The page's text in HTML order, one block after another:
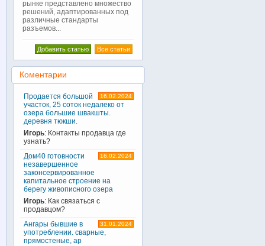
рынке представлено множество
решений, адаптированных под
различные стандарты
разъемов...
Все статьи
Добавить статью
Коментарии
16.02.2024
Продается большой
участок, 25 соток недалеко от
озера большие швакшты.
деревня тюкши.
Игорь: Контакты продавца где
узнать?
16.02.2024
Дом40 готовности
незавершенное
законсервированное
капитальное строение на
берегу живописного озера
Игорь: Как связаться с
продавцом?
31.01.2024
Ангары бывшие в
употреблении. сварные,
прямостеные, ар